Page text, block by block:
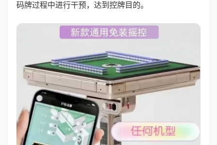
码牌过程中进行干预，达到控牌目的。